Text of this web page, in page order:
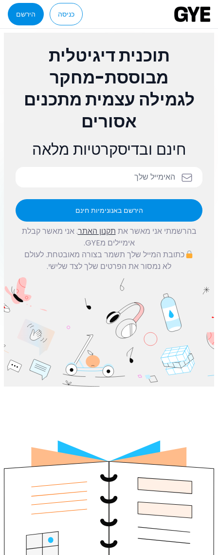
כניסה הירשם
תוכנית דיגיטלית
מבוססת-מחקר
לגמילה עצמית מתכנים
אסורים
חינם ובדיסקרטיות מלאה
הירשם באנונימיות חינם
בהרשמתי אני מאשר את תקנון האתר. אני מאשר קבלת
אימיילים מGYE.
כתובת המייל שלך תשמר בצורה מאובטחת. לעולם
לא נמסור את הפרטים שלך לצד שלישי.